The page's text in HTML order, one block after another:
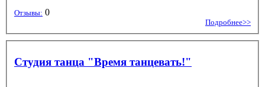
Отзывы: 0
Подробнее>>
Студия танца "Время танцевать!"